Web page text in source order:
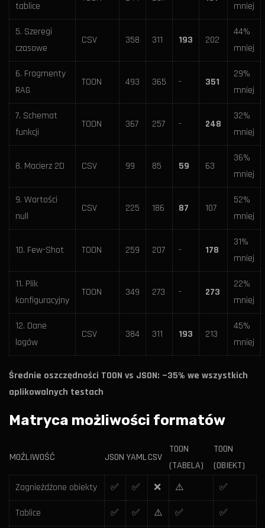
tablice mniej
5. Szeregi
czasowe
CSV 358 311 193 202
44%
mniej
6. Fragmenty
RAG
TOON 493 365 - 351
29%
mniej
7. Schemat
funkcji
TOON 367 257 - 248
32%
mniej
8. Macierz 2D CSV 99 85 59 63
36%
mniej
9. Wartości
null
CSV 225 186 87 107
52%
mniej
10. Few-Shot TOON 259 207 - 178
31%
mniej
11. Plik
konfiguracyjny
TOON 349 273 - 273
22%
mniej
12. Dane
logów
CSV 384 311 193 213
45%
mniej
Średnie oszczędności TOON vs JSON: ~35% we wszystkich
aplikowalnych testach
Matryca możliwości formatów
MOŻLIWOŚĆ JSON YAMLCSV
TOON
(TABELA)
TOON
(OBIEKT)
Zagnieżdżone obiekty
✅ ✅ ❌ ⚠️ ✅
Tablice ✅ ✅ ⚠️ ✅ ✅